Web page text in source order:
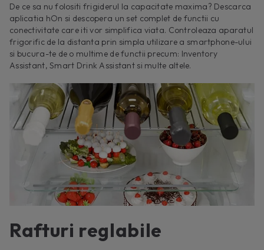
De ce sa nu folositi frigiderul la capacitate maxima? Descarca
aplicatia hOn si descopera un set complet de functii cu
conectivitate care iti vor simplifica viata. Controleaza aparatul
frigorific de la distanta prin simpla utilizare a smartphone-ului
si bucura-te de o multime de functii precum: Inventory
Assistant, Smart Drink Assistant si multe altele.
Rafturi reglabile